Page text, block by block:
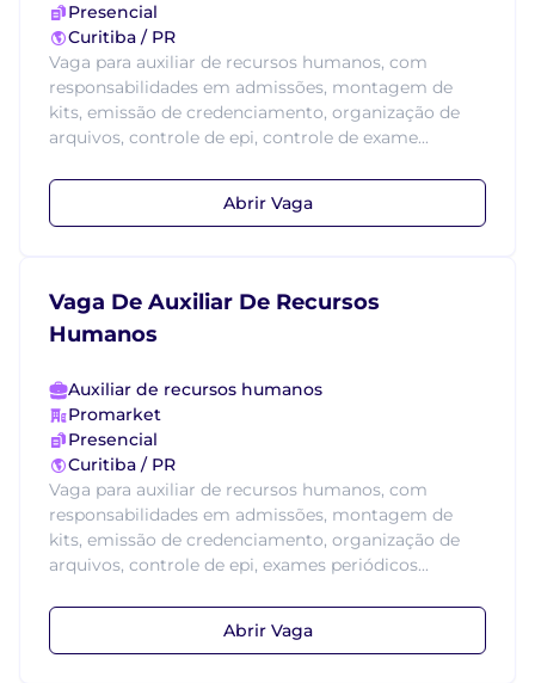
Presencial
Curitiba / PR
Vaga para auxiliar de recursos humanos, com
responsabilidades em admissões, montagem de
kits, emissão de credenciamento, organização de
arquivos, controle de epi, controle de exame...
Abrir Vaga
Vaga De Auxiliar De Recursos
Humanos
Auxiliar de recursos humanos
Promarket
Presencial
Curitiba / PR
Vaga para auxiliar de recursos humanos, com
responsabilidades em admissões, montagem de
kits, emissão de credenciamento, organização de
arquivos, controle de epi, exames periódicos...
Abrir Vaga